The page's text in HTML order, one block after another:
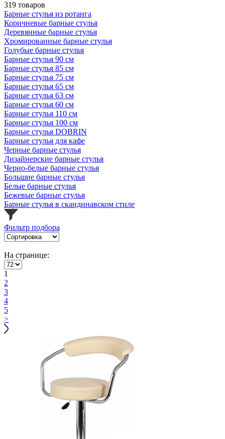
319 товаров
Барные стулья из ротанга
Коричневые барные стулья
Деревянные барные стулья
Хромированные барные стулья
Голубые барные стулья
Барные стулья 90 см
Барные стулья 85 см
Барные стулья 75 см
Барные стулья 65 см
Барные стулья 63 см
Барные стулья 60 см
Барные стулья 110 см
Барные стулья 100 см
Барные стулья DOBRIN
Барные стулья для кафе
Черные барные стулья
Дизайнерские барные стулья
Черно-белые барные стулья
Большие барные стулья
Белые барные стулья
Бежевые барные стулья
Барные стулья в скандинавском стиле
Фильтр подбора
На странице:
1
2
3
4
5
>